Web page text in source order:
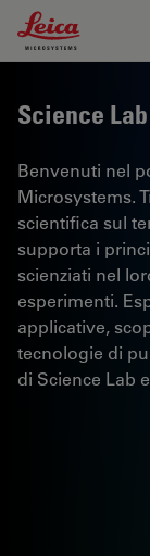
Leica
Science Lab
Benvenuti nel
Microsystems.
scientifica sul
supporta i
scienziati nel
esperimenti.
applicative,
tecnologie di
di Science Lab